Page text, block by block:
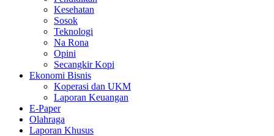
Kesehatan
Sosok
Teknologi
Na Rona
Opini
Secangkir Kopi
Ekonomi Bisnis
Koperasi dan UKM
Laporan Keuangan
E-Paper
Olahraga
Laporan Khusus